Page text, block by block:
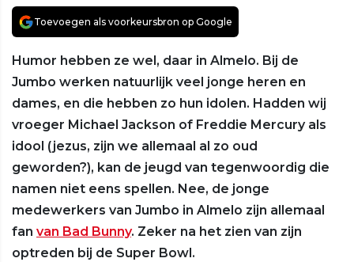
Toevoegen als voorkeursbron op Google
Humor hebben ze wel, daar in Almelo. Bij de
Jumbo werken natuurlijk veel jonge heren en
dames, en die hebben zo hun idolen. Hadden wij
vroeger Michael Jackson of Freddie Mercury als
idool (jezus, zijn we allemaal al zo oud
geworden?), kan de jeugd van tegenwoordig die
namen niet eens spellen. Nee, de jonge
medewerkers van Jumbo in Almelo zijn allemaal
fan van Bad Bunny. Zeker na het zien van zijn
optreden bij de Super Bowl.